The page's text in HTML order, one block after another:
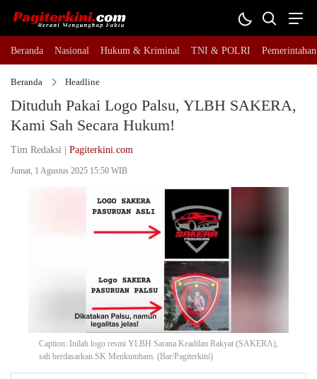
Beranda Nasional Hukum & Kriminal TNI & POLRI Pemerintahan
Beranda Headline
Dituduh Pakai Logo Palsu, YLBH SAKERA,
Kami Sah Secara Hukum!
Tim Redaksi | Pagiterkini.com
Jumat, 1 Agustus 2025 15:50 WIB
Caption: Inilah logo resmi YLBH Sarana Keadilan Rakyat (SAKERA),
sah berdasarkan SK Menkumham. (Bar/Pagiterkini)